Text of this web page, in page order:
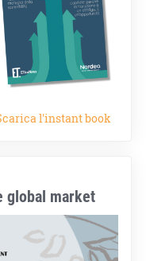
l'instant book
global market